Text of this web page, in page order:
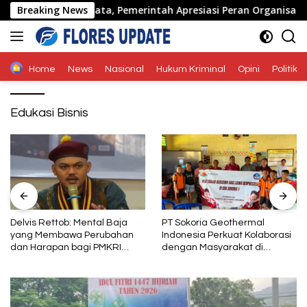
Langsung
ke
konten
Breaking News
di Naimata, Pemerintah Apresiasi Peran Organisasi
Home News Nasional Hukum Kriminal Opini Politik
Edukasi Bisnis
Delvis Rettob: Mental Baja
yang Membawa Perubahan
dan Harapan bagi PMKRI
PT Sokoria Geothermal
Indonesia Perkuat Kolaborasi
dengan Masyarakat di